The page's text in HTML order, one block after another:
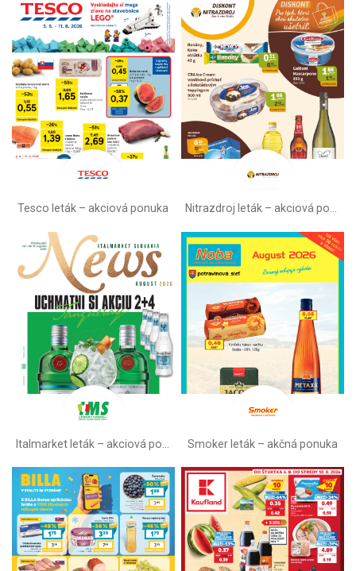
Tesco leták – akciová ponuka Nitrazdroj leták –⁠ akciová ponuka
Smoker leták – akčná ponuka